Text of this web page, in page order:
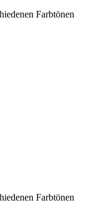
Farbtönen
Farbtönen